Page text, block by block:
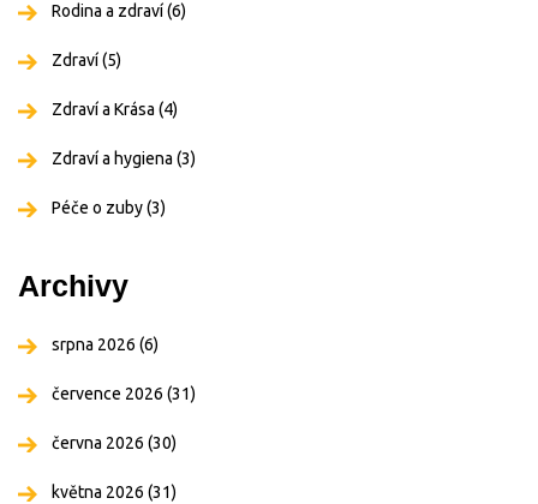
Rodina a zdraví(6)
Zdraví(5)
Zdraví a Krása (4)
Zdraví a hygiena (3)
Péče o zuby(3)
Archivy
srpna 2026 (6)
července 2026 (31)
června 2026 (30)
května 2026 (31)